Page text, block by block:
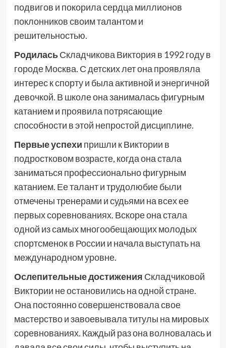
подвигов и покорила сердца миллионов
поклонников своим талантом и
решительностью.
РодиласьСкладчикова Виктория в 1992 году в
городе Москва. С детских лет она проявляла
интерес к спорту и была активной и энергичной
девочкой. В школе она занималась фигурным
катанием и проявила потрясающие
способности в этой непростой дисциплине.
Первые успехи пришли к Виктории в
подростковом возрасте, когда она стала
заниматься профессионально фигурным
катанием. Ее талант и трудолюбие были
отмечены тренерами и судьями на всех ее
первых соревнованиях. Вскоре она стала
одной из самых многообещающих молодых
спортсменок в России и начала выступать на
международном уровне.
Ослепительные достижения Складчиковой
Виктории не остановились на одной стране.
Она постоянно совершенствовала свое
мастерство и завоевывала титулы на мировых
соревнованиях. Каждый раз она волновалась и